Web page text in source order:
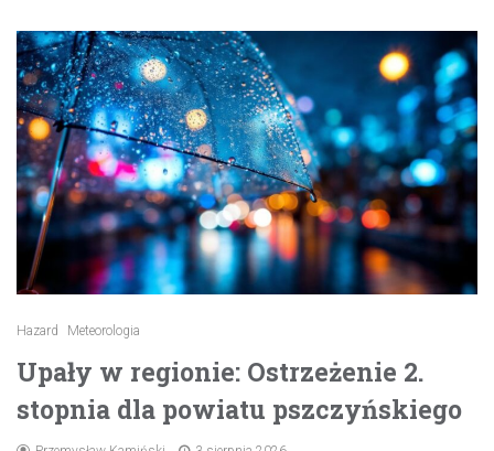
Hazard Meteorologia
Upały w regionie: Ostrzeżenie 2.
stopnia dla powiatu pszczyńskiego